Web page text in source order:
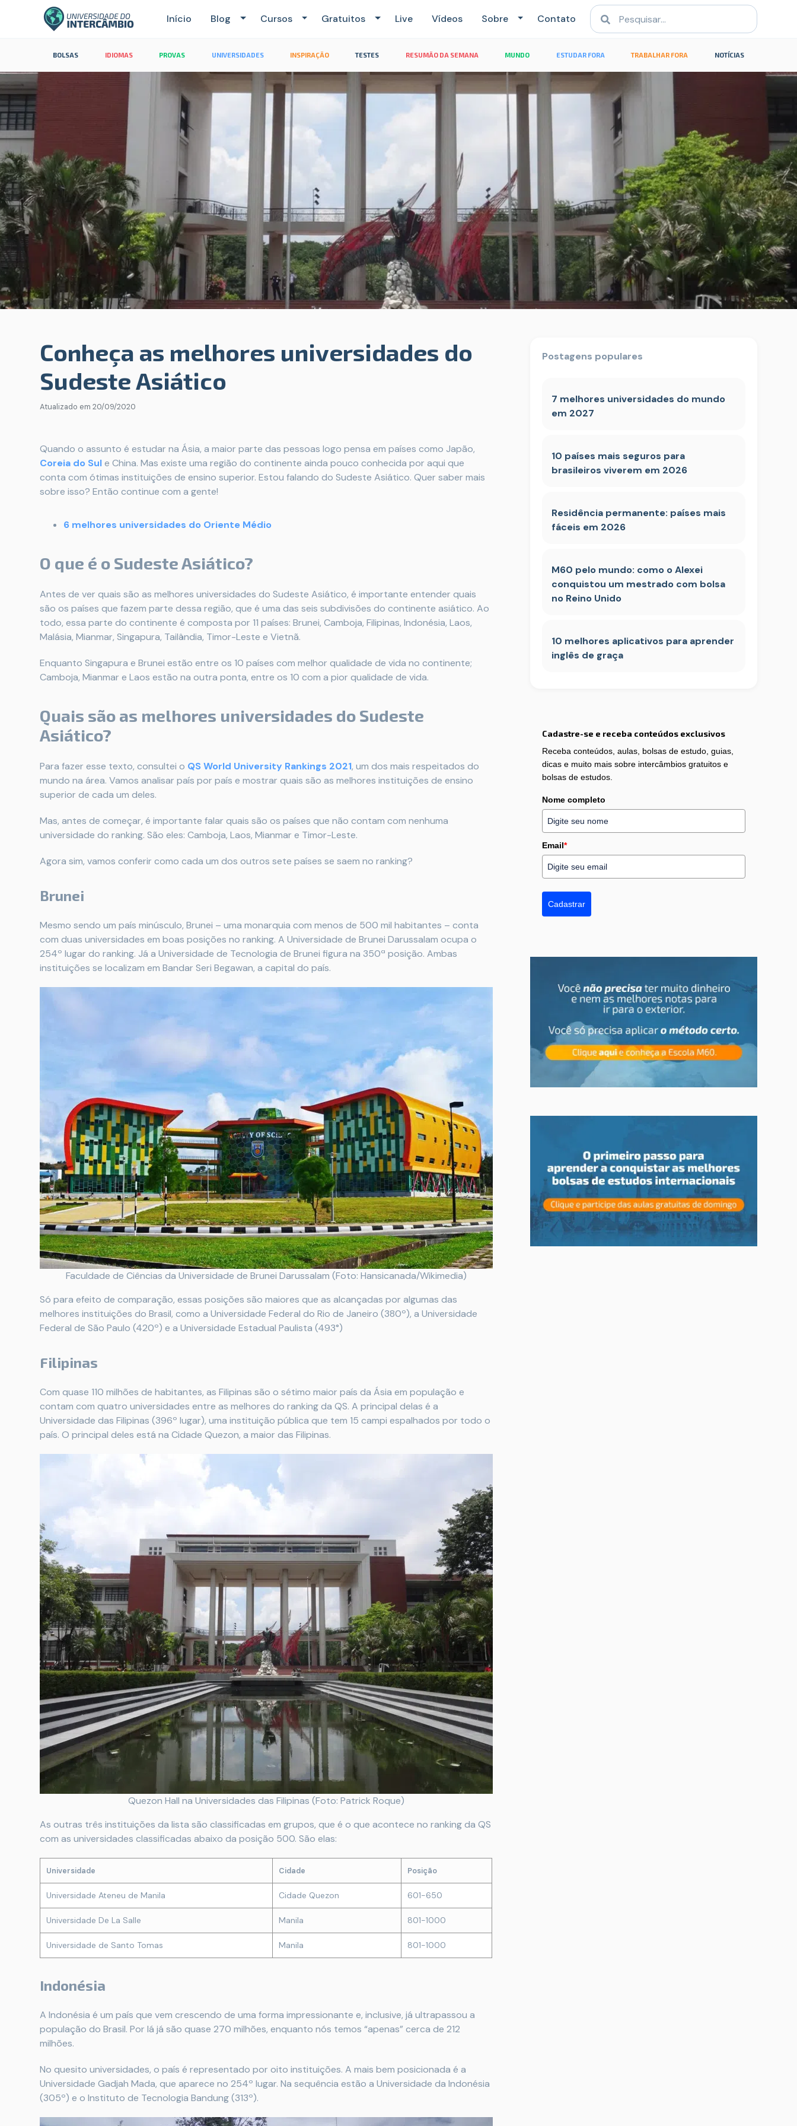
Início Blog Cursos Gratuitos Live Vídeos Sobre Contato
BOLSAS IDIOMAS PROVAS UNIVERSIDADES INSPIRAÇÃO TESTES RESUMÃO DA SEMANA MUNDO ESTUDAR FORA TRABALHAR FORA NOTÍCIAS
Conheça as melhores universidades do
Sudeste Asiático
Atualizado em 20/09/2020
Quando o assunto é estudar na Ásia, a maior parte das pessoas logo pensa em países como Japão,
Coreia do Sule China. Mas existe uma região do continente ainda pouco conhecida por aqui que
conta com ótimas instituições de ensino superior. Estou falando do Sudeste Asiático. Quer saber mais
sobre isso? Então continue com a gente!
6 melhores universidades do Oriente Médio
O que é o Sudeste Asiático?
Antes de ver quais são as melhores universidades do Sudeste Asiático, é importante entender quais
são os países que fazem parte dessa região, que é uma das seis subdivisões do continente asiático. Ao
todo, essa parte do continente é composta por 11 países: Brunei, Camboja, Filipinas, Indonésia, Laos,
Malásia, Mianmar, Singapura, Tailândia, Timor-Leste e Vietnã.
Enquanto Singapura e Brunei estão entre os 10 países com melhor qualidade de vida no continente;
Camboja, Mianmar e Laos estão na outra ponta, entre os 10 com a pior qualidade de vida.
Quais são as melhores universidades do Sudeste
Asiático?
Para fazer esse texto, consultei o QS World University Rankings 2021, um dos mais respeitados do
mundo na área. Vamos analisar país por país e mostrar quais são as melhores instituições de ensino
superior de cada um deles.
Mas, antes de começar, é importante falar quais são os países que não contam com nenhuma
universidade do ranking. São eles: Camboja, Laos, Mianmar e Timor-Leste.
Agora sim, vamos conferir como cada um dos outros sete países se saem no ranking?
Brunei
Mesmo sendo um país minúsculo, Brunei – uma monarquia com menos de 500 mil habitantes – conta
com duas universidades em boas posições no ranking. A Universidade de Brunei Darussalam ocupa o
254º lugar do ranking. Já a Universidade de Tecnologia de Brunei figura na 350ª posição. Ambas
instituições se localizam em Bandar Seri Begawan, a capital do país.
Faculdade de Ciências da Universidade de Brunei Darussalam (Foto: Hansicanada/Wikimedia)
Só para efeito de comparação, essas posições são maiores que as alcançadas por algumas das
melhores instituições do Brasil, como a Universidade Federal do Rio de Janeiro (380º), a Universidade
Federal de São Paulo (420º) e a Universidade Estadual Paulista (493°)
Filipinas
Com quase 110 milhões de habitantes, as Filipinas são o sétimo maior país da Ásia em população e
contam com quatro universidades entre as melhores do ranking da QS. A principal delas é a
Universidade das Filipinas (396º lugar), uma instituição pública que tem 15 campi espalhados por todo o
país. O principal deles está na Cidade Quezon, a maior das Filipinas.
Quezon Hall na Universidades das Filipinas (Foto: Patrick Roque)
As outras três instituições da lista são classificadas em grupos, que é o que acontece no ranking da QS
com as universidades classificadas abaixo da posição 500. São elas:
Universidade Cidade Posição
Universidade Ateneu de Manila Cidade Quezon 601-650
Universidade De La Salle Manila 801-1000
Universidade de Santo Tomas Manila 801-1000
Indonésia
A Indonésia é um país que vem crescendo de uma forma impressionante e, inclusive, já ultrapassou a
população do Brasil. Por lá já são quase 270 milhões, enquanto nós temos “apenas” cerca de 212
milhões.
No quesito universidades, o país é representado por oito instituições. A mais bem posicionada é a
Universidade Gadjah Mada, que aparece no 254º lugar. Na sequência estão a Universidade da Indonésia
(305º) e o Instituto de Tecnologia Bandung (313º).
Postagens populares
7 melhores universidades do mundo
em 2027
10 países mais seguros para
brasileiros viverem em 2026
Residência permanente: países mais
fáceis em 2026
M60 pelo mundo: como o Alexei
conquistou um mestrado com bolsa
no Reino Unido
10 melhores aplicativos para aprender
inglês de graça
Cadastre-se e receba conteúdos exclusivos
Receba conteúdos, aulas, bolsas de estudo, guias,
dicas e muito mais sobre intercâmbios gratuitos e
bolsas de estudos.
Nome completo
Email*
Cadastrar